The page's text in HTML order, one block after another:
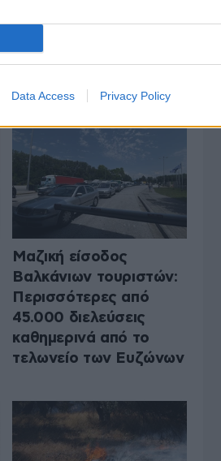
Data Access Privacy Policy
Μαζική είσοδος
Βαλκάνιων τουριστών:
Περισσότερες από
45.000 διελεύσεις
καθημερινά από το
τελωνείο των Ευζώνων